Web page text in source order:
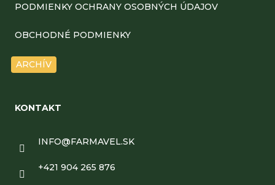
PODMIENKY OCHRANY OSOBNÝCH ÚDAJOV
OBCHODNÉ PODMIENKY
ARCHÍV
KONTAKT
INFO@FARMAVEL.SK
+421 904 265 876